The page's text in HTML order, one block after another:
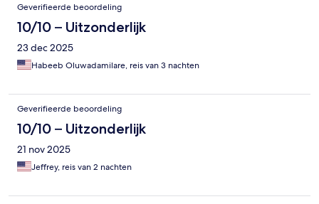
Geverifieerde beoordeling
10/10 – Uitzonderlijk
23 dec 2025
Habeeb Oluwadamilare, reis van 3 nachten
Geverifieerde beoordeling
10/10 – Uitzonderlijk
21 nov 2025
Jeffrey, reis van 2 nachten